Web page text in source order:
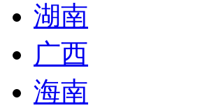
湖南
广西
海南